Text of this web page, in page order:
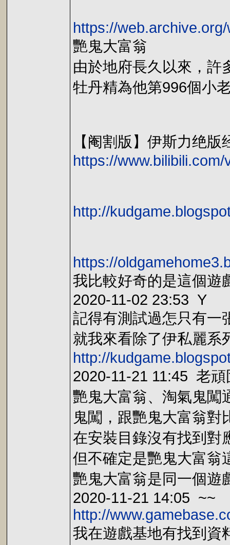
https://
艷鬼大富翁
由於地府長久以來，許
牡丹精為他第996個小
【阉割版】伊斯力绝
https://
http://
https://
我比較好奇的是這個遊
2020-11-02 23:53 Y
記得有測試過怎只有一
就我來看除了伊私麗系
http://
2020-11-21 11:45 老頑
艷鬼大富翁、淘氣鬼闖
鬼闖，跟艷鬼大富翁
在安裝目錄沒有找到對
但不確定是艷鬼大富翁
艷鬼大富翁是同一個遊
2020-11-21 14:05 ~~
http://
我在遊戲基地有找到資